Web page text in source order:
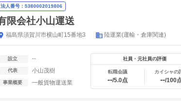
法人番号：5380002019806
限会社小山運送
福島県須賀川市横山町15番地3 陸運業(運輸・倉庫関連)
設立 --
代表 小山茂樹
事業概要 一般貨物運送業
社員・元社員の評価
転職会議
--/5.0点
カイシャの
--/100